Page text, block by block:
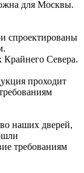
для Москвы.
спроектированы
Крайнего Севера.
проходит
наших дверей,
требованиям